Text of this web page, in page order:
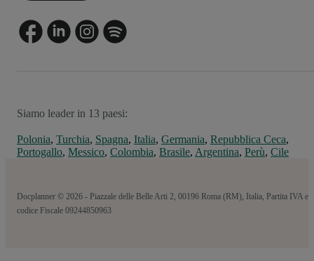
Siamo leader in 13 paesi:
Polonia, Turchia, Spagna, Italia, Germania, Repubblica Ceca,
Portogallo, Messico, Colombia, Brasile, Argentina, Perù, Cile
Docplanner © 2026 - Piazzale delle Belle Arti 2, 00196 Roma (RM), Italia, Partita IVA e
codice Fiscale 09244850963